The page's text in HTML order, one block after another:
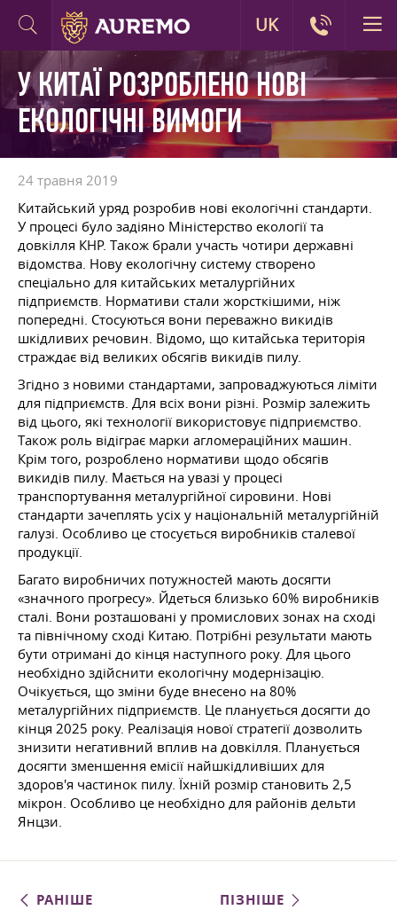
У КИТАЇ РОЗРОБЛЕНО НОВІ
ЕКОЛОГІЧНІ ВИМОГИ
24 травня 2019
Китайський уряд розробив нові екологічні стандарти.
У процесі було задіяно Міністерство екології та
довкілля КНР. Також брали участь чотири державні
відомства. Нову екологічну систему створено
спеціально для китайських металургійних
підприємств. Нормативи стали жорсткішими, ніж
попередні. Стосуються вони переважно викидів
шкідливих речовин. Відомо, що китайська територія
страждає від великих обсягів викидів пилу.
Згідно з новими стандартами, запроваджуються ліміти
для підприємств. Для всіх вони різні. Розмір залежить
від цього, які технології використовує підприємство.
Також роль відіграє марки агломераційних машин.
Крім того, розроблено нормативи щодо обсягів
викидів пилу. Мається на увазі у процесі
транспортування металургійної сировини. Нові
стандарти зачеплять усіх у національній металургійній
галузі. Особливо це стосується виробників сталевої
продукції.
Багато виробничих потужностей мають досягти
«значного прогресу». Йдеться близько 60% виробників
сталі. Вони розташовані у промислових зонах на сході
та північному сході Китаю. Потрібні результати мають
бути отримані до кінця наступного року. Для цього
необхідно здійснити екологічну модернізацію.
Очікується, що зміни буде внесено на 80%
металургійних підприємств. Це планується досягти до
кінця 2025 року. Реалізація нової стратегії дозволить
знизити негативний вплив на довкілля. Планується
досягти зменшення емісії найшкідливіших для
здоров'я частинок пилу. Їхній розмір становить 2,5
мікрон. Особливо це необхідно для районів дельти
Янцзи.
РАНІШЕ ПІЗНІШЕ
UK